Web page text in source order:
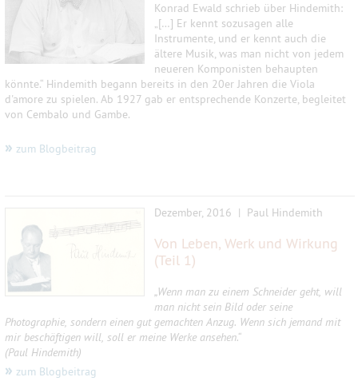
Konrad Ewald schrieb über Hindemith:
„[…] Er kennt sozusagen alle
Instrumente, und er kennt auch die
ältere Musik, was man nicht von jedem
neueren Komponisten behaupten
könnte.“ Hindemith begann bereits in den 20er Jahren die Viola
d'amore zu spielen. Ab 1927 gab er entsprechende Konzerte, begleitet
von Cembalo und Gambe.
» zum Blogbeitrag
Dezember, 2016 | Paul Hindemith
Von Leben, Werk und Wirkung
(Teil 1)
„Wenn man zu einem Schneider geht, will
man nicht sein Bild oder seine
Photographie, sondern einen gut gemachten Anzug. Wenn sich jemand mit
mir beschäftigen will, soll er meine Werke ansehen.“
(Paul Hindemith)
» zum Blogbeitrag